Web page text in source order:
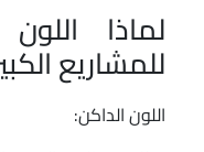
لماذا
للمشاريع
اللون الداكن: